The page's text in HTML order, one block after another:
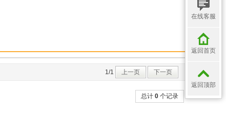
1/1 上一页 下一页
总计 0 个记录
在线客服
返回首页
返回顶部